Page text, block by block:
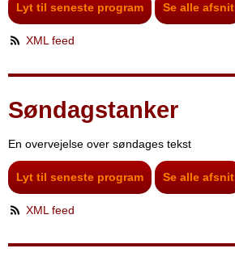
Lyt til seneste program Se alle afsnit
XML feed
Søndagstanker
En overvejelse over søndages tekst
Lyt til seneste program Se alle afsnit
XML feed